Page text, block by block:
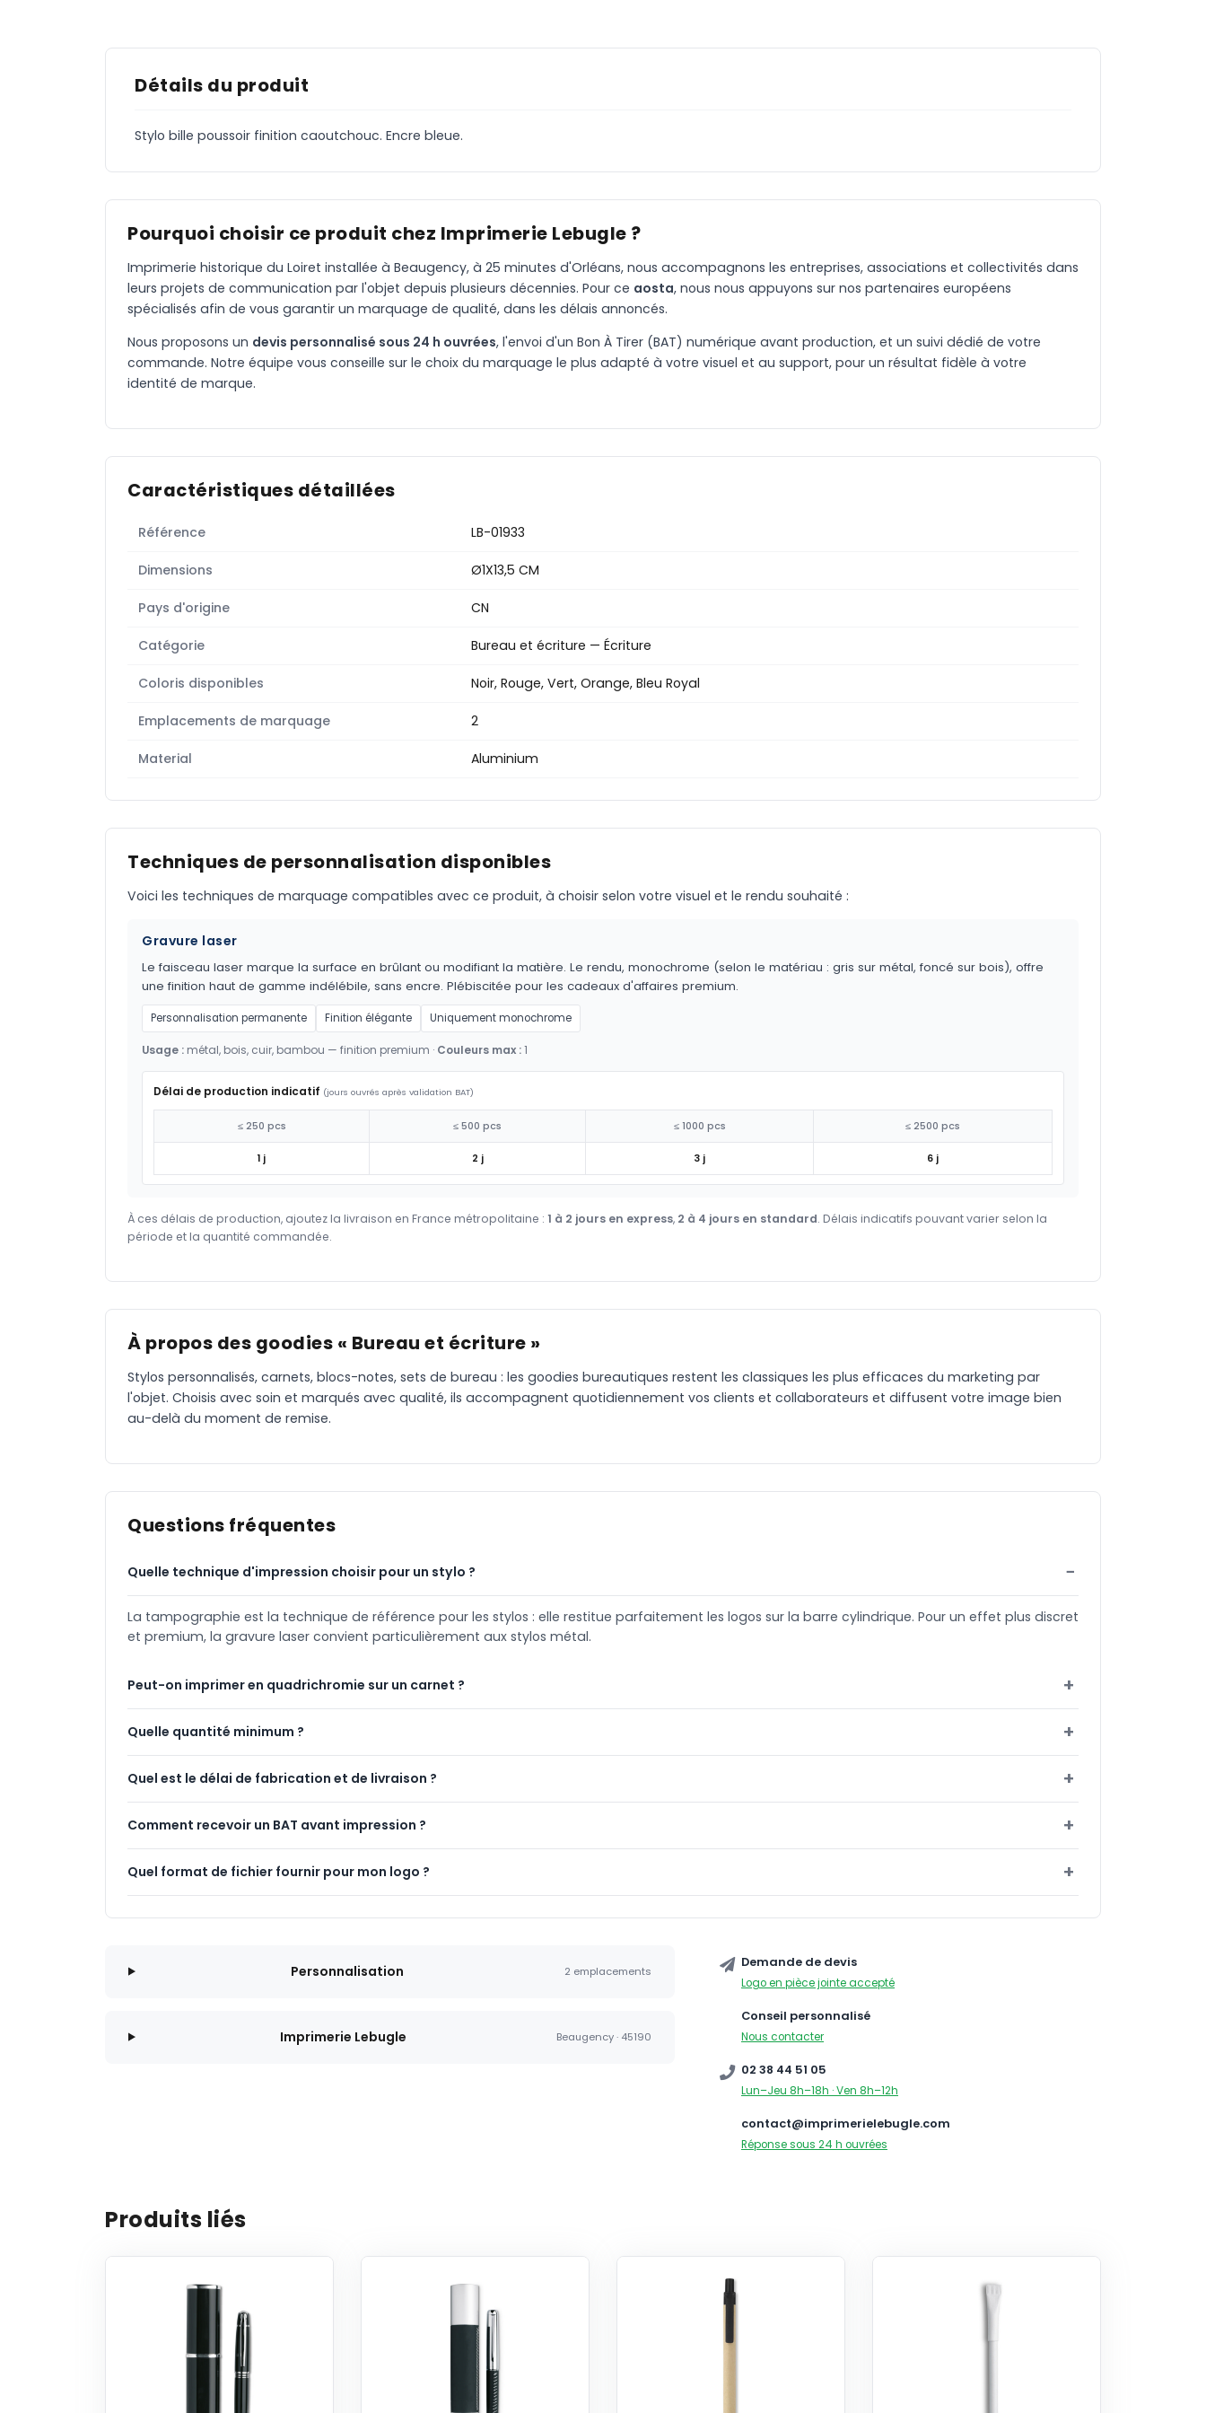
Détails du produit
Stylo bille poussoir finition caoutchouc. Encre bleue.
Pourquoi choisir ce produit chez Imprimerie Lebugle ?
Imprimerie historique du Loiret installée à Beaugency, à 25 minutes d'Orléans, nous accompagnons les entreprises, associations et collectivités dans
leurs projets de communication par l'objet depuis plusieurs décennies. Pour ce aosta, nous nous appuyons sur nos partenaires européens
spécialisés afin de vous garantir un marquage de qualité, dans les délais annoncés.
Nous proposons un devis personnalisé sous 24 h ouvrées, l'envoi d'un Bon À Tirer (BAT) numérique avant production, et un suivi dédié de votre
commande. Notre équipe vous conseille sur le choix du marquage le plus adapté à votre visuel et au support, pour un résultat fidèle à votre
identité de marque.
Caractéristiques détaillées
Référence LB-01933
Dimensions Ø1X13,5 CM
Pays d'origine CN
Catégorie Bureau et écriture — Écriture
Coloris disponibles Noir, Rouge, Vert, Orange, Bleu Royal
Emplacements de marquage 2
Material Aluminium
Techniques de personnalisation disponibles
Voici les techniques de marquage compatibles avec ce produit, à choisir selon votre visuel et le rendu souhaité :
Gravure laser
Le faisceau laser marque la surface en brûlant ou modifiant la matière. Le rendu, monochrome (selon le matériau : gris sur métal, foncé sur bois), offre
une finition haut de gamme indélébile, sans encre. Plébiscitée pour les cadeaux d'affaires premium.
Personnalisation permanente Finition élégante Uniquement monochrome
Usage : métal, bois, cuir, bambou — finition premium · Couleurs max :1
Délai de production indicatif (jours ouvrés après validation BAT)
≤ 250 pcs ≤ 500 pcs ≤ 1000 pcs ≤ 2500 pcs
1 j 2 j 3 j 6 j
À ces délais de production, ajoutez la livraison en France métropolitaine : 1 à 2 jours en express, 2 à 4 jours en standard. Délais indicatifs pouvant varier selon la
période et la quantité commandée.
À propos des goodies « Bureau et écriture »
Stylos personnalisés, carnets, blocs-notes, sets de bureau : les goodies bureautiques restent les classiques les plus efficaces du marketing par
l'objet. Choisis avec soin et marqués avec qualité, ils accompagnent quotidiennement vos clients et collaborateurs et diffusent votre image bien
au-delà du moment de remise.
Questions fréquentes
Quelle technique d'impression choisir pour un stylo ?
La tampographie est la technique de référence pour les stylos : elle restitue parfaitement les logos sur la barre cylindrique. Pour un effet plus discret
et premium, la gravure laser convient particulièrement aux stylos métal.
Peut-on imprimer en quadrichromie sur un carnet ?
Quelle quantité minimum ?
Quel est le délai de fabrication et de livraison ?
Comment recevoir un BAT avant impression ?
Quel format de fichier fournir pour mon logo ?
Personnalisation 2 emplacements
Imprimerie Lebugle Beaugency · 45190
Demande de devis
Logo en pièce jointe accepté
Conseil personnalisé
Nous contacter
02 38 44 51 05
Lun–Jeu 8h–18h · Ven 8h–12h
contact@imprimerielebugle.com
Réponse sous 24 h ouvrées
Produits liés